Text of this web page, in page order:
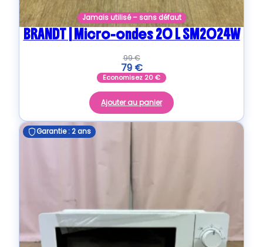
Jamais utilisé – sans défaut
BRANDT | Micro-ondes 20 L SM2024W
99€
79 €
Economisez 20€
Ajouter au panier
Garantie : 2 ans